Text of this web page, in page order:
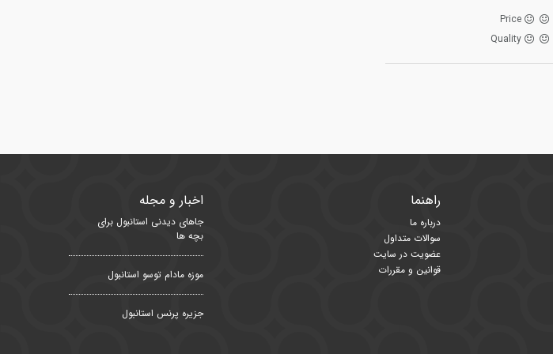
Price
Quality
راهنما
درباره ما
سوالات متداول
عضویت در سایت
قوانین و مقررات
اخبار و مجله
جاهای دیدنی استانبول برای
بچه ها
موزه مادام توسو استانبول
جزیره پرنس استانبول